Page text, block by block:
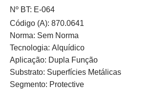
Nº BT: E-064
Código (A): 870.0641
Norma: Sem Norma
Tecnologia: Alquídico
Aplicação: Dupla Função
Substrato: Superfícies Metálicas
Segmento: Protective